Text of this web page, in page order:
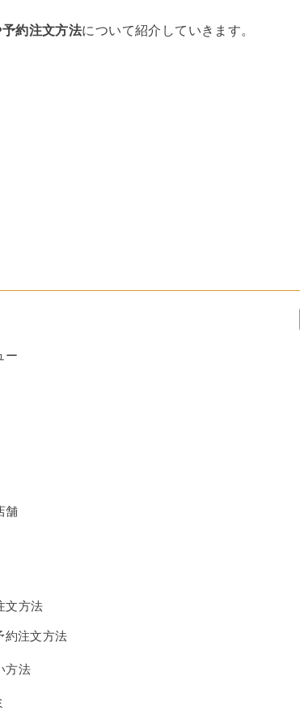
約注文方法について紹介していきます。
ー
舗
文方法
約注文方法
方法